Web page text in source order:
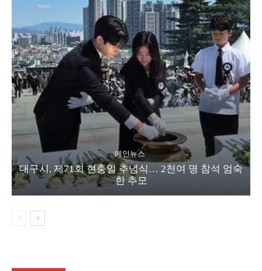
메인뉴스
대구시, 제71회 현충일 추념식… 2천여 명 참석 엄숙
한 추모